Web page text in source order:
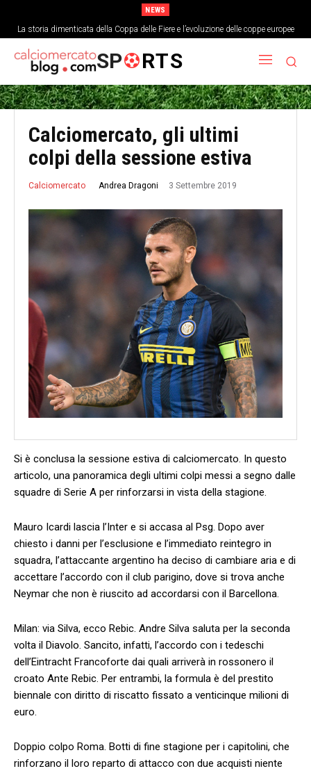
NEWS
La storia dimenticata della Coppa delle Fiere e l’evoluzione delle coppe europee
SP RTS
Calciomercato, gli ultimi
colpi della sessione estiva
Calciomercato Andrea Dragoni 3 Settembre 2019
Si è conclusa la sessione estiva di calciomercato. In questo
articolo, una panoramica degli ultimi colpi messi a segno dalle
squadre di Serie A per rinforzarsi in vista della stagione.
Mauro Icardi lascia l’Inter e si accasa al Psg. Dopo aver
chiesto i danni per l’esclusione e l’immediato reintegro in
squadra, l’attaccante argentino ha deciso di cambiare aria e di
accettare l’accordo con il club parigino, dove si trova anche
Neymar che non è riuscito ad accordarsi con il Barcellona.
Milan: via Silva, ecco Rebic. Andre Silva saluta per la seconda
volta il Diavolo. Sancito, infatti, l’accordo con i tedeschi
dell’Eintracht Francoforte dai quali arriverà in rossonero il
croato Ante Rebic. Per entrambi, la formula è del prestito
biennale con diritto di riscatto fissato a venticinque milioni di
euro.
Doppio colpo Roma. Botti di fine stagione per i capitolini, che
rinforzano il loro reparto di attacco con due acquisti niente